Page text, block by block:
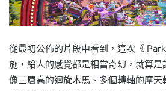
從最初公佈的片段中看到，這次《
施，給人的感覺都是相當奇幻，就算
像三層高的迴旋木馬、多個轉軸的摩